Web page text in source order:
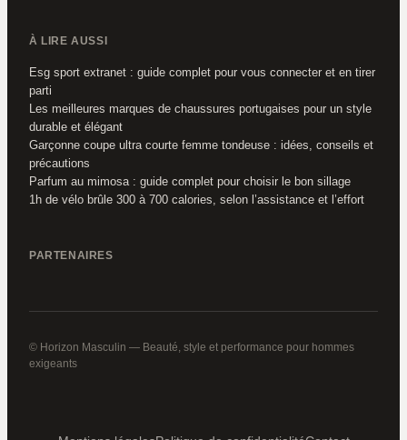
À LIRE AUSSI
Esg sport extranet : guide complet pour vous connecter et en tirer
parti
Les meilleures marques de chaussures portugaises pour un style
durable et élégant
Garçonne coupe ultra courte femme tondeuse : idées, conseils et
précautions
Parfum au mimosa : guide complet pour choisir le bon sillage
1h de vélo brûle 300 à 700 calories, selon l’assistance et l’effort
PARTENAIRES
© Horizon Masculin — Beauté, style et performance pour hommes
exigeants